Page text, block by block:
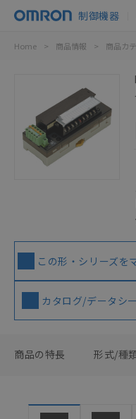
制御機器
Home > 商品情報 > 商品カ
この形・シリーズを
カタログ/データシ
商品の特長 形式/種